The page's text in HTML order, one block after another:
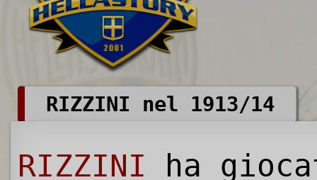
RIZZINI nel 1913/14
RIZZINI ha